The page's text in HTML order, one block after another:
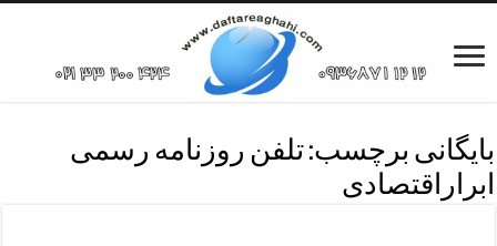
بایگانی برچسب:تلفن روزنامه رسمی
ابراراقتصادی